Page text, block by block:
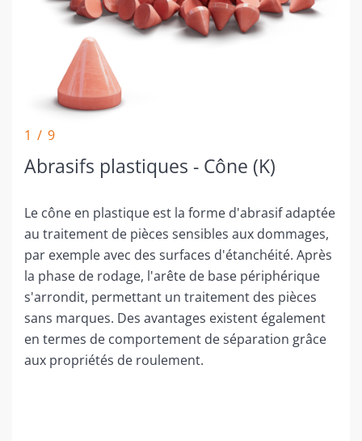
1 / 9
Abrasifs plastiques - Cône (K)
Le cône en plastique est la forme d'abrasif adaptée
au traitement de pièces sensibles aux dommages,
par exemple avec des surfaces d'étanchéité. Après
la phase de rodage, l'arête de base périphérique
s'arrondit, permettant un traitement des pièces
sans marques. Des avantages existent également
en termes de comportement de séparation grâce
aux propriétés de roulement.